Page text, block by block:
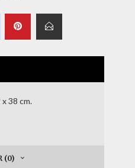
38 cm.
(0)